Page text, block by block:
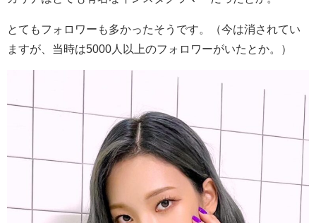
とてもフォロワーも多かったそうです。（今は消されてい
ますが、当時は5000人以上のフォロワーがいたとか。）